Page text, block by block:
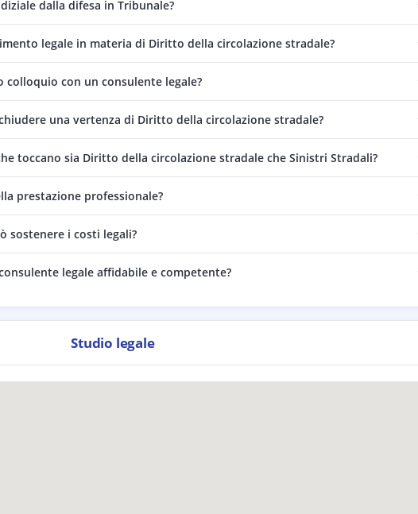
dalla difesa in Tribunale?
legale in materia di Diritto della circolazione stradale?
con un consulente legale?
una vertenza di Diritto della circolazione stradale?
toccano sia Diritto della circolazione stradale che Sinistri Stradali?
prestazione professionale?
sostenere i costi legali?
legale affidabile e competente?
Studio legale